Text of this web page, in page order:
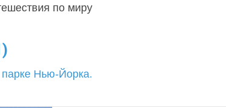
по миру
Нью-Йорка.